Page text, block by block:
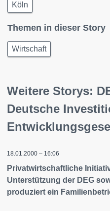
Köln
Themen in dieser Story
Wirtschaft
Weitere Storys:
Deutsche
18.01.2000 – 16:06
Privatwirtschaftliche
Unterstützung der DEG
produziert ein